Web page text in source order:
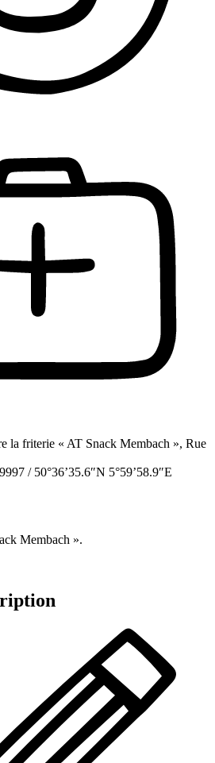
la friterie « AT Snack Membach », Rue
/ 50°36’35.6″N 5°59’58.9″E
Membach ».